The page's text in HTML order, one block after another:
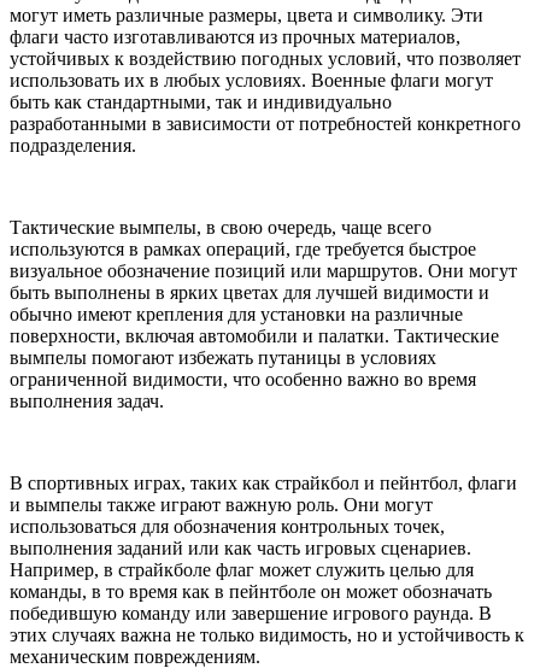
могут иметь различные размеры, цвета и символику. Эти
флаги часто изготавливаются из прочных материалов,
устойчивых к воздействию погодных условий, что позволяет
использовать их в любых условиях. Военные флаги могут
быть как стандартными, так и индивидуально
разработанными в зависимости от потребностей конкретного
подразделения.
Тактические вымпелы, в свою очередь, чаще всего
используются в рамках операций, где требуется быстрое
визуальное обозначение позиций или маршрутов. Они могут
быть выполнены в ярких цветах для лучшей видимости и
обычно имеют крепления для установки на различные
поверхности, включая автомобили и палатки. Тактические
вымпелы помогают избежать путаницы в условиях
ограниченной видимости, что особенно важно во время
выполнения задач.
В спортивных играх, таких как страйкбол и пейнтбол, флаги
и вымпелы также играют важную роль. Они могут
использоваться для обозначения контрольных точек,
выполнения заданий или как часть игровых сценариев.
Например, в страйкболе флаг может служить целью для
команды, в то время как в пейнтболе он может обозначать
победившую команду или завершение игрового раунда. В
этих случаях важна не только видимость, но и устойчивость к
механическим повреждениям.